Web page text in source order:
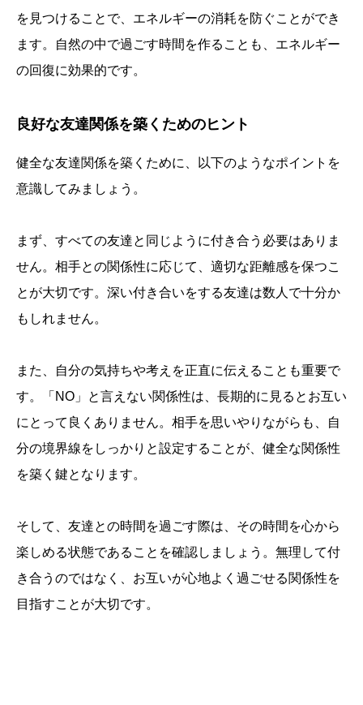
を見つけることで、エネルギーの消耗を防ぐことができ
ます。自然の中で過ごす時間を作ることも、エネルギー
の回復に効果的です。
良好な友達関係を築くためのヒント
健全な友達関係を築くために、以下のようなポイントを
意識してみましょう。
まず、すべての友達と同じように付き合う必要はありま
せん。相手との関係性に応じて、適切な距離感を保つこ
とが大切です。深い付き合いをする友達は数人で十分か
もしれません。
また、自分の気持ちや考えを正直に伝えることも重要で
す。「NO」と言えない関係性は、長期的に見るとお互い
にとって良くありません。相手を思いやりながらも、自
分の境界線をしっかりと設定することが、健全な関係性
を築く鍵となります。
そして、友達との時間を過ごす際は、その時間を心から
楽しめる状態であることを確認しましょう。無理して付
き合うのではなく、お互いが心地よく過ごせる関係性を
目指すことが大切です。